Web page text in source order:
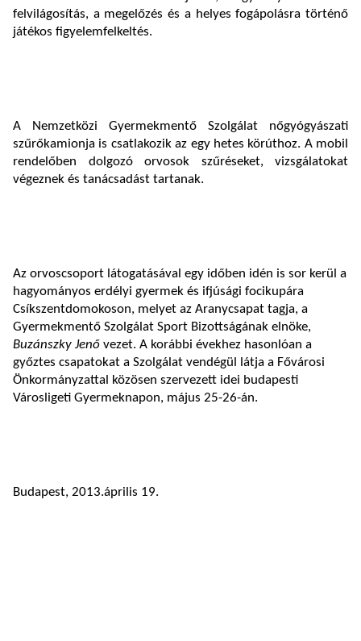
felvilágosítás, a megelőzés és a helyes fogápolásra történő
játékos figyelemfelkeltés.
A Nemzetközi Gyermekmentő Szolgálat nőgyógyászati
szűrőkamionja is csatlakozik az egy hetes körúthoz. A mobil
rendelőben dolgozó orvosok szűréseket, vizsgálatokat
végeznek és tanácsadást tartanak.
Az orvoscsoport látogatásával egy időben idén is sor kerül a
hagyományos erdélyi gyermek és ifjúsági focikupára
Csíkszentdomokoson, melyet az Aranycsapat tagja, a
Gyermekmentő Szolgálat Sport Bizottságának elnöke,
Buzánszky Jenő vezet. A korábbi évekhez hasonlóan a
győztes csapatokat a Szolgálat vendégül látja a Fővárosi
Önkormányzattal közösen szervezett idei budapesti
Városligeti Gyermeknapon, május 25-26-án.
Budapest, 2013.április 19.